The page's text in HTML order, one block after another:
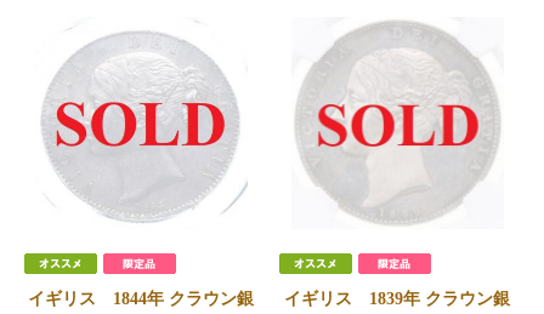
イギリス 1844年 クラウン銀
イギリス 1839年 クラウン銀